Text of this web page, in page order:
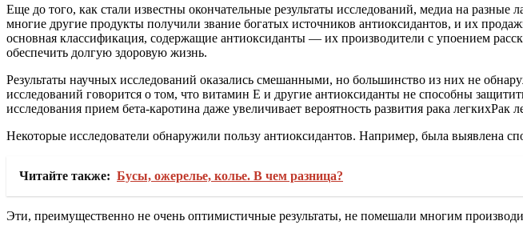
Еще до того, как стали известны окончательные результаты исследований, медиа на
многие другие продукты получили звание богатых источников антиоксидантов, и их
основная классификация, содержащие антиоксиданты — их производители с упоением
обеспечить долгую здоровую жизнь.
Результаты научных исследований оказались смешанными, но большинство из них не
исследований говорится о том, что витамин Е и другие антиоксиданты не способны
исследования прием бета-каротина даже увеличивает вероятность развития рака
Некоторые исследователи обнаружили пользу антиоксидантов. Например, была выявлена
Читайте также: Бусы, ожерелье, колье. В чем разница?
Эти, преимущественно не очень оптимистичные результаты, не помешали многим